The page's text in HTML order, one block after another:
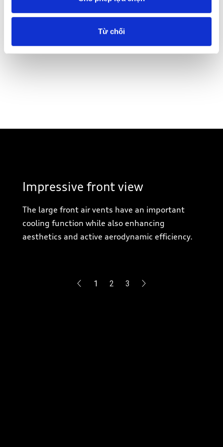
Từ chối
1 2 3
Impressive front view
The large front air vents have an important
cooling function while also enhancing
aesthetics and active aerodynamic efficiency.
1 2 3